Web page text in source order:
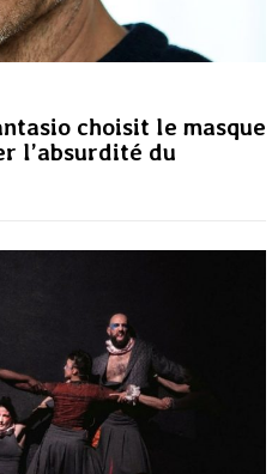
choisit le masque
l’absurdité du